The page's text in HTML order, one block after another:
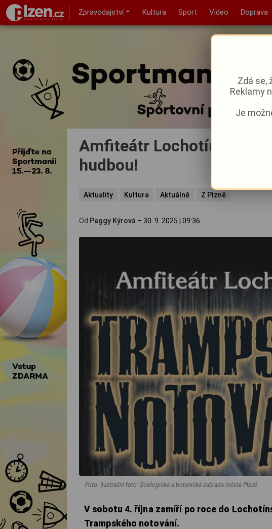
Zpravodajství Kultura Sport Video Doprava
Amfiteátr Lochotín opět
hudbou!
Aktuality Kultura Aktuálně Z Plzně
Od Peggy Kýrová – 30. 9. 2025 09:36
Foto: Ilustrační foto: Zoologická a botanická zahrada města Plzně
V sobotu 4. října zamíří po roce do
Trampského notování.
Zdá se,
Reklamy
Je